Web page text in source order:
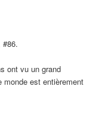
#86.
ont vu un grand
monde est entièrement